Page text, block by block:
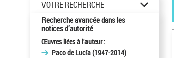
VOTRE RECHERCHE
Recherche avancée dans les
notices d’autorité
Œuvres liées à l'auteur :
Paco de Lucía (1947-2014)